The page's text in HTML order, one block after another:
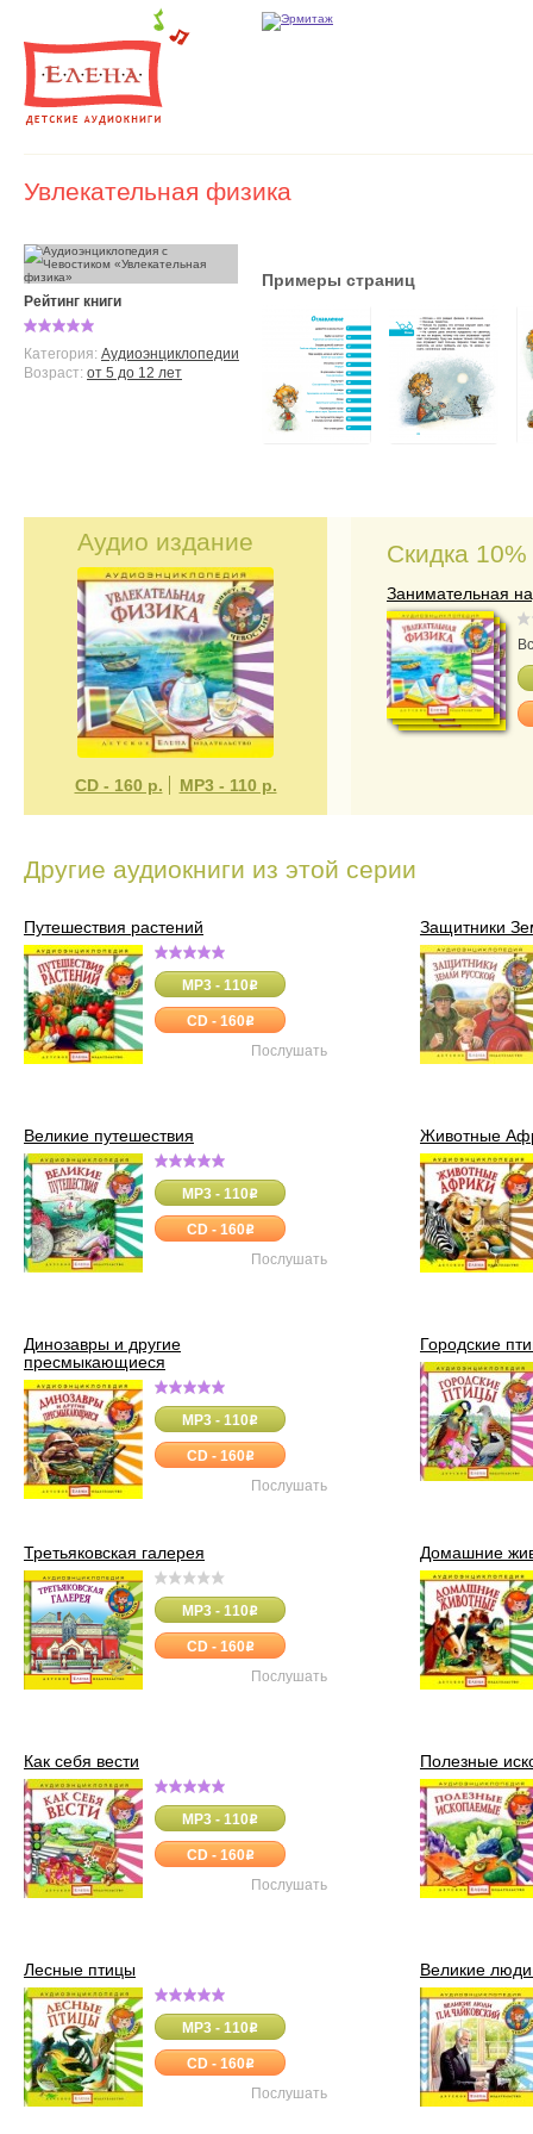
Увлекательная физика
Рейтинг книги
Категория: Аудиоэнциклопедии
Возраст: от 5 до 12 лет
Примеры страниц
Аудио издание
CD - 160 р. МР3 - 110 р.
Скидка
Занимательная
Другие аудиокниги из этой серии
Путешествия растений
MP3 - 110o
CD - 160o
Послушать
Защитники
Великие путешествия
MP3 - 110o
CD - 160o
Послушать
Животные
Динозавры и другие
пресмыкающиеся
MP3 - 110o
CD - 160o
Послушать
Городские
Третьяковская галерея
MP3 - 110o
CD - 160o
Послушать
Домашние
Как себя вести
MP3 - 110o
CD - 160o
Послушать
Полезные
Лесные птицы
MP3 - 110o
CD - 160o
Послушать
Великие